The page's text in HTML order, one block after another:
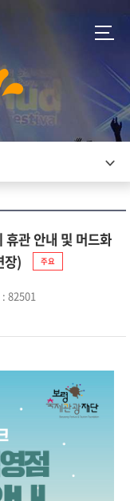
휴관 안내 및 머드화
장)
주요
: 82501